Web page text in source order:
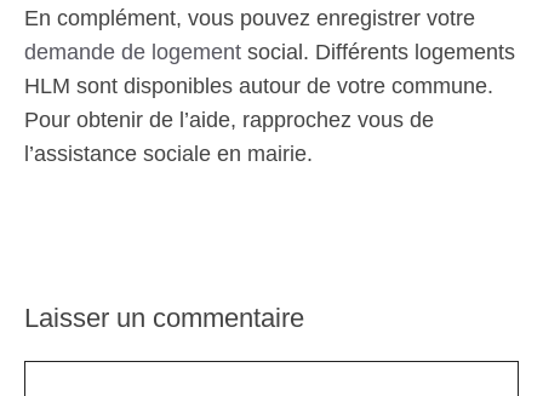
En complément, vous pouvez enregistrer votre
demande de logement social. Différents logements
HLM sont disponibles autour de votre commune.
Pour obtenir de l’aide, rapprochez vous de
l’assistance sociale en mairie.
Laisser un commentaire